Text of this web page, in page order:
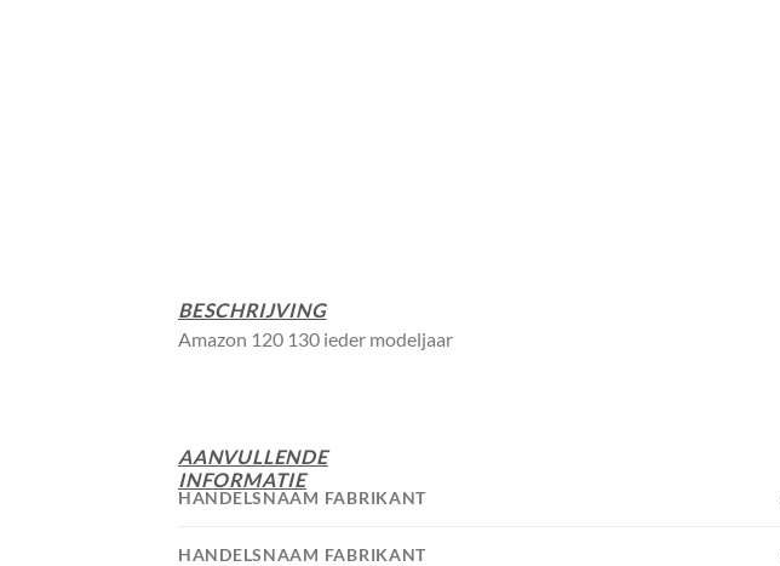
BESCHRIJVING
Amazon 120 130 ieder modeljaar
AANVULLENDE
INFORMATIE
HANDELSNAAM FABRIKANT
HANDELSNAAM FABRIKANT